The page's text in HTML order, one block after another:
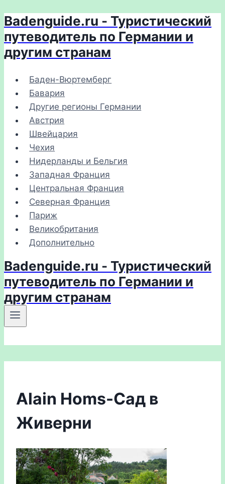
Перейти
к
содержимому
Badenguide.ru - Туристический
путеводитель по Германии и
другим странам
Баден-Вюртемберг
Бавария
Другие регионы Германии
Австрия
Швейцария
Чехия
Нидерланды и Бельгия
Западная Франция
Центральная Франция
Северная Франция
Париж
Великобритания
Дополнительно
Badenguide.ru - Туристический
путеводитель по Германии и
другим странам
Alain Homs-Сад в
Живерни